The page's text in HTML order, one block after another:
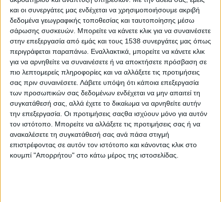
και οι συνεργάτες μας ενδέχεται να χρησιμοποιήσουμε ακριβή
δεδομένα γεωγραφικής τοποθεσίας και ταυτοποίησης μέσω
σάρωσης συσκευών. Μπορείτε να κάνετε κλικ για να συναινέσετε
στην επεξεργασία από εμάς και τους 1538 συνεργάτες μας όπως
περιγράφεται παραπάνω. Εναλλακτικά, μπορείτε να κάνετε κλικ
για να αρνηθείτε να συναινέσετε ή να αποκτήσετε πρόσβαση σε
πιο λεπτομερείς πληροφορίες και να αλλάξετε τις προτιμήσεις
σας πριν συναινέσετε. Λάβετε υπόψη ότι κάποια επεξεργασία
των προσωπικών σας δεδομένων ενδέχεται να μην απαιτεί τη
συγκατάθεσή σας, αλλά έχετε το δικαίωμα να αρνηθείτε αυτήν
την επεξεργασία. Οι προτιμήσεις σαςθα ισχύουν μόνο για αυτόν
τον ιστότοπο. Μπορείτε να αλλάξετε τις προτιμήσεις σας ή να
ανακαλέσετε τη συγκατάθεσή σας ανά πάσα στιγμή
επιστρέφοντας σε αυτόν τον ιστότοπο και κάνοντας κλικ στο
κουμπί "Απορρήτου" στο κάτω μέρος της ιστοσελίδας.
και λειτουργεί ως κοινός κώδικας επικοινωνίας
σε χώρες όπως η Κένυα, η Τανζανία, η Ουγκάντα, η
Ρουάντα, η Λαϊκή Δημοκρατία του Κονγκό, το
Μπουρούντι, η Μοζαμβίκη, οι Κομόρες, η Σομαλία,
η Ζάμπια, το Μαλάουι και η Μαδαγασκάρη.
Δεν είναι τυχαίο ότι χρησιμοποιείται και σε
διεθνείς οργανισμούς, όπως η Αφρικανική Ένωση,
η Κοινότητα Ανατολικής Αφρικής και η Κοινότητα
Ανάπτυξης της Νότιας Αφρικής. Το 2015
δημιουργήθηκε και η Επιτροπή Σουαχίλι
Ανατολικής Αφρικής, με στόχο την προώθηση της
γλώσσας στην περιφερειακή ολοκλήρωση και τη